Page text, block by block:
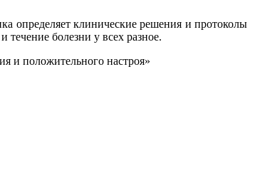
определяет клинические решения и протоколы
течение болезни у всех разное.
и положительного настроя»